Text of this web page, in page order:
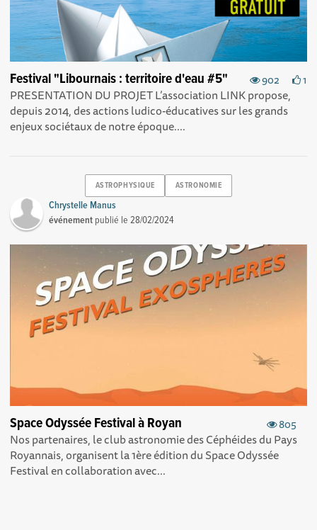
902 1
Festival "Libournais : territoire d'eau #5"
PRESENTATION DU PROJET L’association LINK propose,
depuis 2014, des actions ludico-éducatives sur les grands
enjeux sociétaux de notre époque....
ASTROPHYSIQUE ASTRONOMIE
Chrystelle Manus
événement publié le28/02/2024
805
Space Odyssée Festival à Royan
Nos partenaires, le club astronomie des Céphéides du Pays
Royannais, organisent la 1ère édition du Space Odyssée
Festival en collaboration avec...